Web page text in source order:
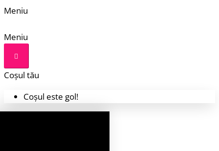
Meniu
Meniu
Coșul tău
Coșul este gol!